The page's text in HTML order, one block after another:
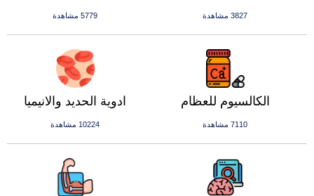
5779 مشاهدة 3827 مشاهدة
ادوية الحديد والانيميا
10224 مشاهدة
الكالسيوم للعظام
7110 مشاهدة